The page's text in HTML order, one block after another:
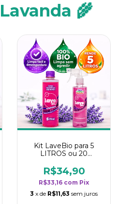
🌾
Kit LaveBio para 5
LITROS ou 20
rendimento da
categoria - Lavanda
R$34,90
R$33,16 com Pix
3 x de R$11,63 sem juros